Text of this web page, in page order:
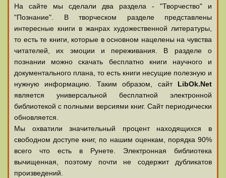
На сайте мы сделали два раздела - "Творчество" и
"Познание". В творческом разделе представлены
интересные книги в жанрах художественной литературы,
то есть те книги, которые в основном нацелены на чувства
читателей, их эмоции и переживания. В разделе о
познании можно скачать бесплатно книги научного и
документального плана, то есть книги несущие полезную и
нужную информацию. Таким образом, сайт LibOk.Net
является универсальной бесплатной электронной
библиотекой с полными версиями книг. Сайт периодически
обновляется.
Мы охватили значительный процент находящихся в
свободном доступе книг, по нашим оценкам, порядка 90%
всего что есть в Рунете. Электронная библиотека
вычищенная, поэтому почти не содержит дубликатов
произведений.